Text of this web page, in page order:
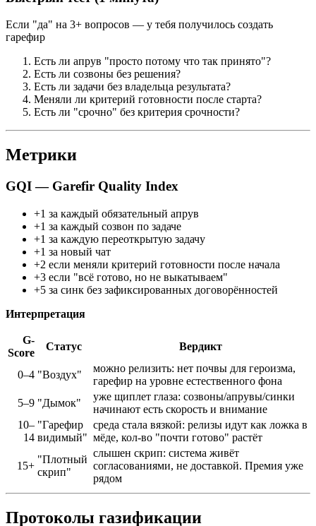
Если "да" на 3+ вопросов — у тебя получилось создать
гарефир
Есть ли апрув "просто потому что так принято"?
Есть ли созвоны без решения?
Есть ли задачи без владельца результата?
Меняли ли критерий готовности после старта?
Есть ли "срочно" без критерия срочности?
Метрики
GQI — Garefir Quality Index
+1 за каждый обязательный апрув
+1 за каждый созвон по задаче
+1 за каждую переоткрытую задачу
+1 за новый чат
+2 если меняли критерий готовности после начала
+3 если "всё готово, но не выкатываем"
+5 за синк без зафиксированных договорённостей
Интерпретация
G-
Score
Статус Вердикт
0–4 "Воздух"
можно релизить: нет почвы для героизма,
гарефир на уровне естественного фона
5–9 "Дымок"
уже щиплет глаза: созвоны/апрувы/синки
начинают есть скорость и внимание
10–
14
"Гарефир
видимый"
среда стала вязкой: релизы идут как ложка в
мёде, кол-во "почти готово" растёт
15+
"Плотный
скрип"
слышен скрип: система живёт
согласованиями, не доставкой. Премия уже
рядом
Протоколы газификации